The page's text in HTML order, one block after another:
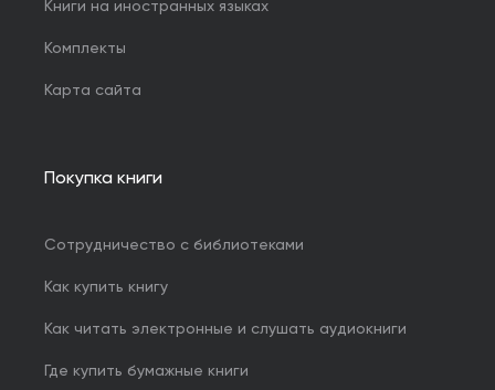
Книги на иностранных языках
Комплекты
Карта сайта
Покупка книги
Сотрудничество с библиотеками
Как купить книгу
Как читать электронные и слушать аудиокниги
Где купить бумажные книги